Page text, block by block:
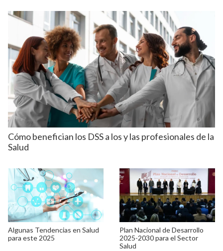
Cómo benefician los DSS a los y las profesionales de la
Salud
Algunas Tendencias en Salud
para este 2025
Plan Nacional de Desarrollo
2025-2030 para el Sector
Salud